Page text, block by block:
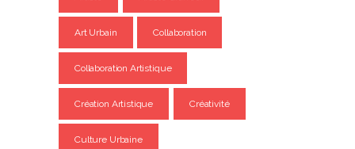
Art Urbain Collaboration
Collaboration Artistique
Création Artistique Créativité
Culture Urbaine